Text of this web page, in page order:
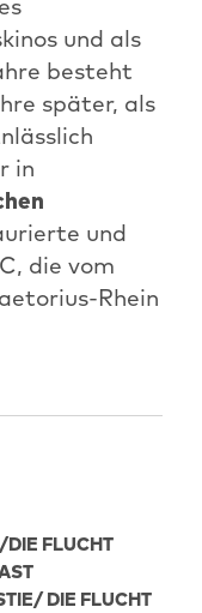
und als
besteht
später, als
in
und
die vom
Rhein
DIE FLUCHT
DIE FLUCHT